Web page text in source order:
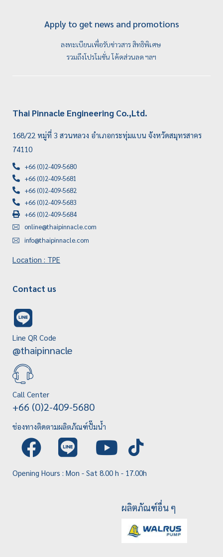
Apply to get news and promotions
ลงทะเบียนเพื่อรับข่าวสาร สิทธิพิเศษ
รวมถึงโปรโมชั่น โค้ดส่วนลด ฯลฯ
Thai Pinnacle Engineering Co.,Ltd.
168/22 หมู่ที่ 3 สวนหลวง อำเภอกระทุ่มแบน จังหวัดสมุทรสาคร
74110
+66 (0)2-409-5680
+66 (0)2-409-5681
+66 (0)2-409-5682
+66 (0)2-409-5683
+66 (0)2-409-5684
online@thaipinnacle.com
info@thaipinnacle.com
Location : TPE
Contact us
Line QR Code
@thaipinnacle
Call Center
+66 (0)2-409-5680
ช่องทางติดตามผลิตภัณฑ์ปั๊มน้ำ
Opening Hours : Mon - Sat 8.00 h - 17.00h
ผลิตภัณฑ์อื่น ๆ